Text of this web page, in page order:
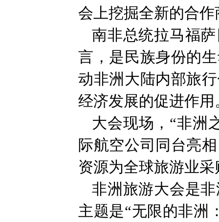
会上挖掘全新的合作
南非总统拉马福
言，是民族身份的
动非洲大陆内部旅
经济发展的促进作用
大会现场，“非洲
际航空公司同台亮
资源为全球旅游业
非洲旅游大会是
主题是“无限的非洲